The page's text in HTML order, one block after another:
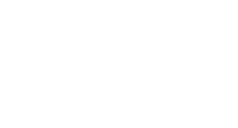
ohne dass sie sofort mit einem